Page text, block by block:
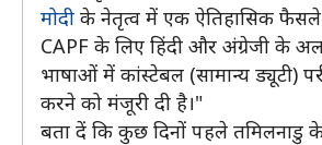
मोदी के नेतृत्व में एक ऐतिहासिक फैसले
CAPF के लिए हिंदी और अंग्रेजी के
भाषाओं में कांस्टेबल (सामान्य ड्यूटी)
करने को मंजूरी दी है।"
बता दें कि कुछ दिनों पहले तमिलनाडु के